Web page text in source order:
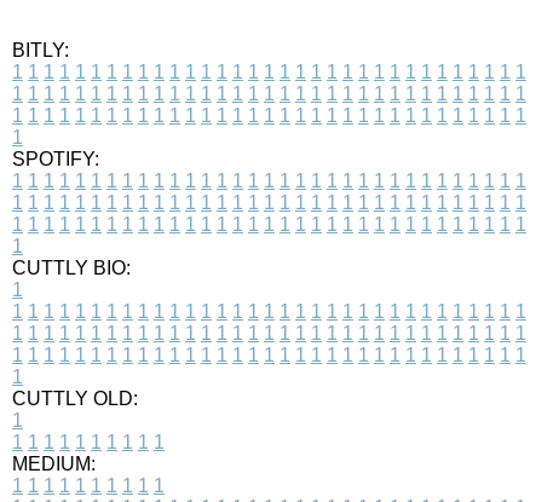
BITLY:
1 1 1 1 1 1 1 1 1 1 1 1 1 1 1 1 1 1 1 1 1 1 1 1 1 1 1 1 1 1 1 1 1
1 1 1 1 1 1 1 1 1 1 1 1 1 1 1 1 1 1 1 1 1 1 1 1 1 1 1 1 1 1 1 1 1
1 1 1 1 1 1 1 1 1 1 1 1 1 1 1 1 1 1 1 1 1 1 1 1 1 1 1 1 1 1 1 1 1
1
SPOTIFY:
1 1 1 1 1 1 1 1 1 1 1 1 1 1 1 1 1 1 1 1 1 1 1 1 1 1 1 1 1 1 1 1 1
1 1 1 1 1 1 1 1 1 1 1 1 1 1 1 1 1 1 1 1 1 1 1 1 1 1 1 1 1 1 1 1 1
1 1 1 1 1 1 1 1 1 1 1 1 1 1 1 1 1 1 1 1 1 1 1 1 1 1 1 1 1 1 1 1 1
1
CUTTLY BIO:
1
1 1 1 1 1 1 1 1 1 1 1 1 1 1 1 1 1 1 1 1 1 1 1 1 1 1 1 1 1 1 1 1 1
1 1 1 1 1 1 1 1 1 1 1 1 1 1 1 1 1 1 1 1 1 1 1 1 1 1 1 1 1 1 1 1 1
1 1 1 1 1 1 1 1 1 1 1 1 1 1 1 1 1 1 1 1 1 1 1 1 1 1 1 1 1 1 1 1 1
1
CUTTLY OLD:
1
1 1 1 1 1 1 1 1 1 1
MEDIUM:
1 1 1 1 1 1 1 1 1 1